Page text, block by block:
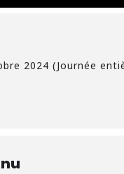
2024 (Journée